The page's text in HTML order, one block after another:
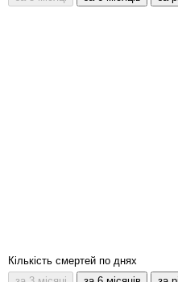
Кількість смертей по днях